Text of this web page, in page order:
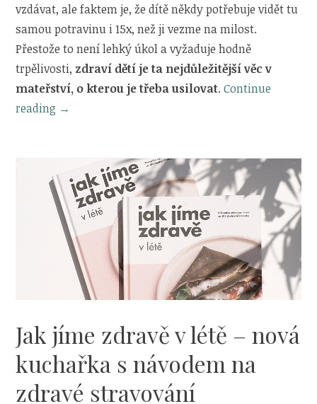
vzdávat, ale faktem je, že dítě někdy potřebuje vidět tu
samou potravinu i 15x, než ji vezme na milost.
Přestože to není lehký úkol a vyžaduje hodně
trpělivosti, zdraví dětí je ta nejdůležitější věc v
mateřství, o kterou je třeba usilovat.Continue
reading „7
děti
zdravě
jíst“
→
Jak jíme zdravě v létě – nová
kuchařka s návodem na
zdravé stravování